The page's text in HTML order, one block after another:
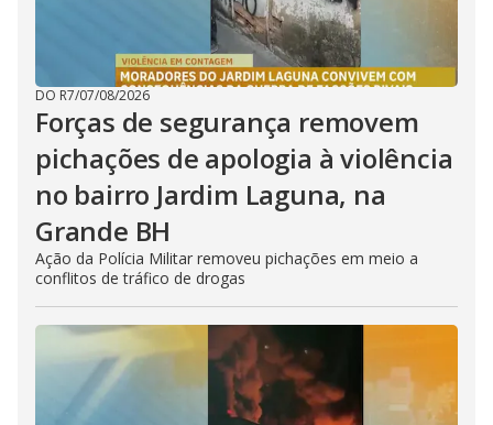
DO R7/07/08/2026
Forças de segurança removem
pichações de apologia à violência
no bairro Jardim Laguna, na
Grande BH
Ação da Polícia Militar removeu pichações em meio a
conflitos de tráfico de drogas